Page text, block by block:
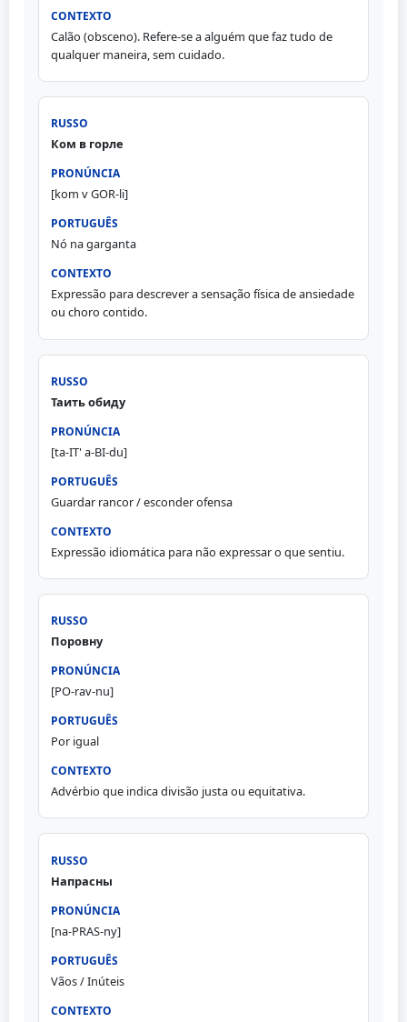
Calão (obsceno). Refere-se a alguém que faz tudo de
qualquer maneira, sem cuidado.
Ком в горле
[kom v GOR-li]
Nó na garganta
Expressão para descrever a sensação física de ansiedade
ou choro contido.
Таить обиду
[ta-IT' a-BI-du]
Guardar rancor / esconder ofensa
Expressão idiomática para não expressar o que sentiu.
Поровну
[PO-rav-nu]
Por igual
Advérbio que indica divisão justa ou equitativa.
Напрасны
[na-PRAS-ny]
Vãos / Inúteis